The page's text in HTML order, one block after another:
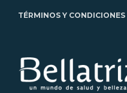
TÉRMINOS Y CONDICIONES